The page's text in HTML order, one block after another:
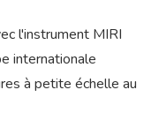
l'instrument MIRI
internationale
à petite échelle au